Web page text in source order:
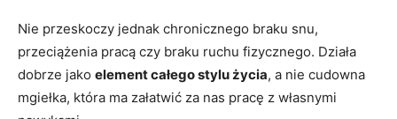
Nie przeskoczy jednak chronicznego braku snu,
przeciążenia pracą czy braku ruchu fizycznego. Działa
dobrze jako element całego stylu życia, a nie cudowna
mgiełka, która ma załatwić za nas pracę z własnymi